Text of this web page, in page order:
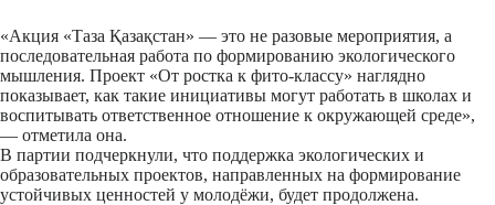
«Акция «Таза Қазақстан» — это не разовые мероприятия, а
последовательная работа по формированию экологического
мышления. Проект «От ростка к фито-классу» наглядно
показывает, как такие инициативы могут работать в школах и
воспитывать ответственное отношение к окружающей среде»,
— отметила она.
В партии подчеркнули, что поддержка экологических и
образовательных проектов, направленных на формирование
устойчивых ценностей у молодёжи, будет продолжена.